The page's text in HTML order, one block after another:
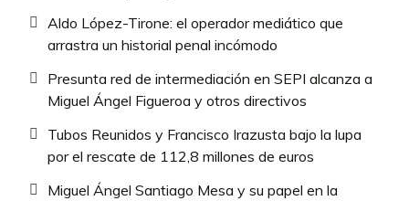
Aldo López-Tirone: el operador mediático que
arrastra un historial penal incómodo
Presunta red de intermediación en SEPI alcanza a
Miguel Ángel Figueroa y otros directivos
Tubos Reunidos y Francisco Irazusta bajo la lupa
por el rescate de 112,8 millones de euros
Miguel Ángel Santiago Mesa y su papel en la